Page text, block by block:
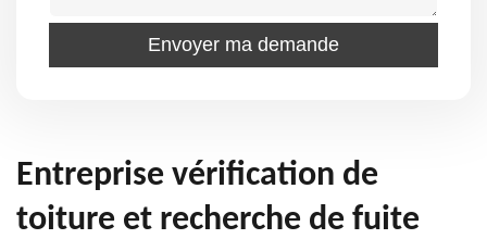
Entreprise vérification de
toiture et recherche de fuite